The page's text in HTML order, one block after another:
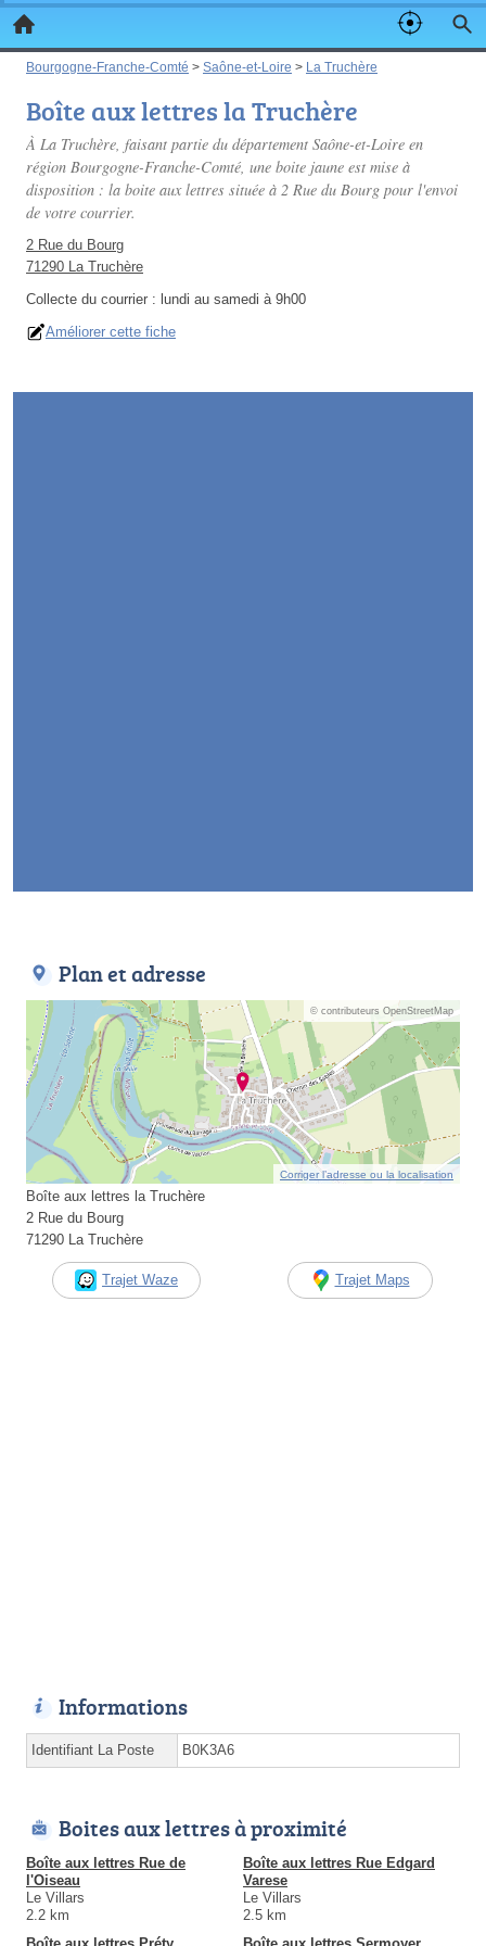
Bourgogne-Franche-Comté > Saône-et-Loire > La Truchère
Boîte aux lettres la Truchère
À La Truchère, faisant partie du département Saône-et-Loire en
région Bourgogne-Franche-Comté, une boite jaune est mise à
disposition : la boite aux lettres située à 2 Rue du Bourg pour l'envoi
de votre courrier.
2 Rue du Bourg
71290 La Truchère
Collecte du courrier : lundi au samedi à 9h00
Améliorer cette fiche
Plan et adresse
© contributeurs OpenStreetMap
Corriger l’adresse ou la localisation
Boîte aux lettres la Truchère
2 Rue du Bourg
71290 La Truchère
Trajet Waze Trajet Maps
Informations
Identifiant La Poste B0K3A6
Boites aux lettres à proximité
Boîte aux lettres Rue de
l'Oiseau
Le Villars
2.2 km
Boîte aux lettres Rue Edgard
Varese
Le Villars
2.5 km